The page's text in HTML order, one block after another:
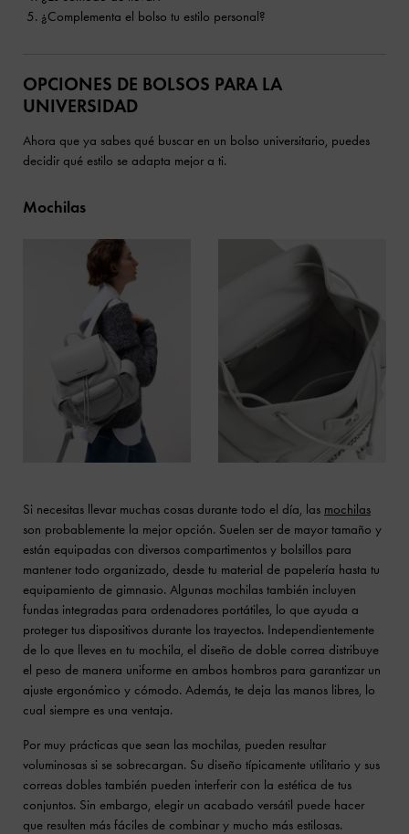
¿Complementa el bolso tu estilo personal?
OPCIONES DE BOLSOS PARA LA
UNIVERSIDAD
Ahora que ya sabes qué buscar en un bolso universitario, puedes
decidir qué estilo se adapta mejor a ti.
Mochilas
Si necesitas llevar muchas cosas durante todo el día, las mochilas
son probablemente la mejor opción. Suelen ser de mayor tamaño y
están equipadas con diversos compartimentos y bolsillos para
mantener todo organizado, desde tu material de papelería hasta tu
equipamiento de gimnasio. Algunas mochilas también incluyen
fundas integradas para ordenadores portátiles, lo que ayuda a
proteger tus dispositivos durante los trayectos. Independientemente
de lo que lleves en tu mochila, el diseño de doble correa distribuye
el peso de manera uniforme en ambos hombros para garantizar un
ajuste ergonómico y cómodo. Además, te deja las manos libres, lo
cual siempre es una ventaja.
Por muy prácticas que sean las mochilas, pueden resultar
voluminosas si se sobrecargan. Su diseño típicamente utilitario y sus
correas dobles también pueden interferir con la estética de tus
conjuntos. Sin embargo, elegir un acabado versátil puede hacer
que resulten más fáciles de combinar y mucho más estilosas.